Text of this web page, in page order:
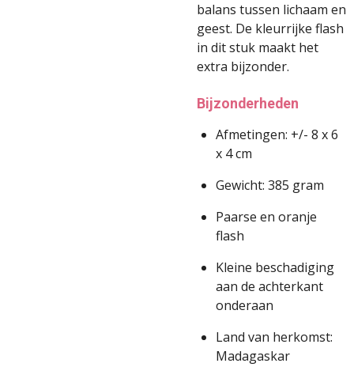
balans tussen lichaam en
geest. De kleurrijke flash
in dit stuk maakt het
extra bijzonder.
Bijzonderheden
Afmetingen: +/- 8 x 6
x 4 cm
Gewicht: 385 gram
Paarse en oranje
flash
Kleine beschadiging
aan de achterkant
onderaan
Land van herkomst:
Madagaskar